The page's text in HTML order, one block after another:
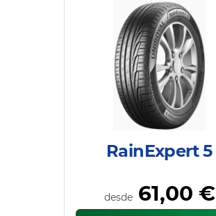
RainExpert 5
desde61,00 €